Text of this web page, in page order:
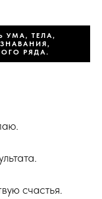
УМА, ТЕЛА,
РЯДА.
счастья.